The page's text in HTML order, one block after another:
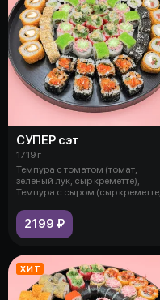
СУПЕР сэт
1719 г
Темпура с томатом (томат,
зеленый лук, сыр креметте),
Темпура с сыром (сыр креметте,
2199 ₽
ХИТ